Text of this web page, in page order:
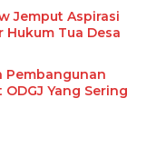
Jemput Aspirasi
Tua Desa
Pembangunan
Yang Sering